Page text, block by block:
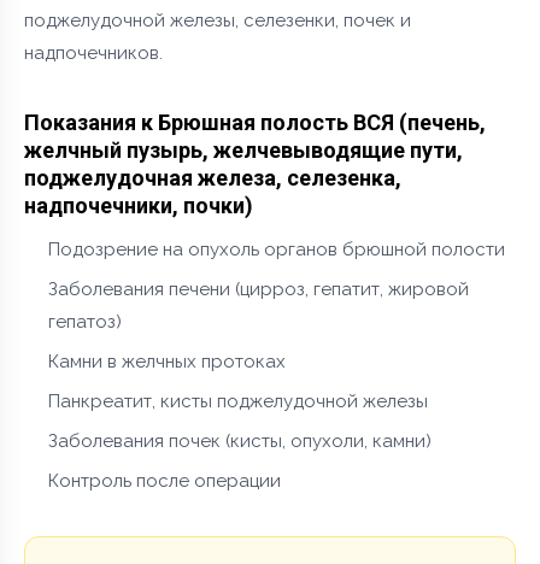
поджелудочной железы, селезенки, почек и
надпочечников.
Показания к Брюшная полость ВСЯ (печень,
желчный пузырь, желчевыводящие пути,
поджелудочная железа, селезенка,
надпочечники, почки)
Подозрение на опухоль органов брюшной полости
Заболевания печени (цирроз, гепатит, жировой
гепатоз)
Камни в желчных протоках
Панкреатит, кисты поджелудочной железы
Заболевания почек (кисты, опухоли, камни)
Контроль после операции